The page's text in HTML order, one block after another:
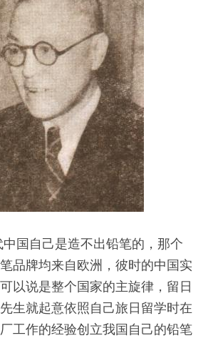
国自己是造不出铅笔的，那个
品牌均来自欧洲，彼时的中国实
以说是整个国家的主旋律，留日
生就起意依照自己旅日留学时在
工作的经验创立我国自己的铅笔